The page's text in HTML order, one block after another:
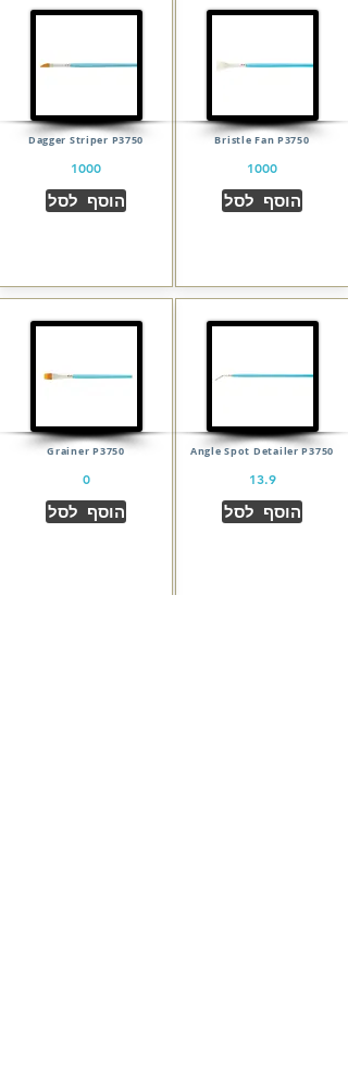
Bristle Fan P3750
1000
הוסף לסל
Angle Spot Detailer P3750
13.9
הוסף לסל
Dagger Striper P3750
1000
הוסף לסל
Grainer P3750
0
הוסף לסל